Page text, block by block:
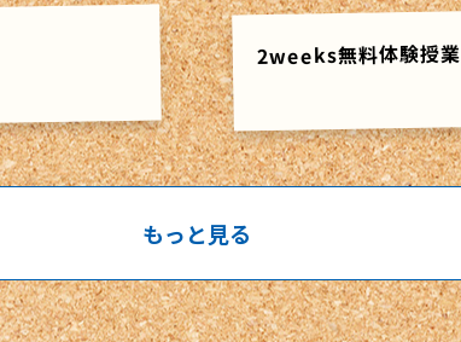
2weeks無料体験授業
もっと見る